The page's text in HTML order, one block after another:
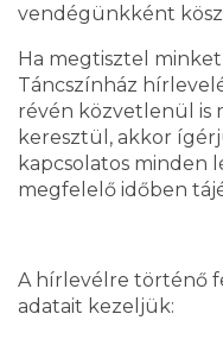
vendégünkként
Ha megtisztel
Táncszínház
révén közvetlenül is
keresztül, akkor
kapcsolatos minden
megfelelő időben
A hírlevélre történő
adatait kezeljük: